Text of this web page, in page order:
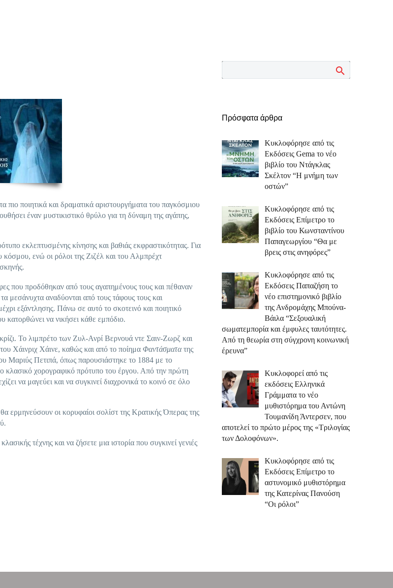
ποιητικά και δραματικά αριστουργήματα του παγκόσμιου
έναν μυστικιστικό θρύλο για τη δύναμη της αγάπης,
εκλεπτυσμένης κίνησης και βαθιάς εκφραστικότητας. Για
ενώ οι ρόλοι της Ζιζέλ και του Αλμπρέχτ
που προδόθηκαν από τους αγαπημένους τους και πέθαναν
μεσάνυχτα αναδύονται από τους τάφους τους και
εξάντλησης. Πάνω σε αυτό το σκοτεινό και ποιητικό
κατορθώνει να νικήσει κάθε εμπόδιο.
Το λιμπρέτο των Ζυλ-Ανρί Βερνουά ντε Σαιν-Ζωρζ και
Χάινριχ Χάινε, καθώς και από το ποίημα Φαντάσματατης
Μαριύς Πετιπά, όπως παρουσιάστηκε το 1884 με το
κλασικό χορογραφικό πρότυπο του έργου. Από την πρώτη
να μαγεύει και να συγκινεί διαχρονικά το κοινό σε όλο
οι κορυφαίοι σολίστ της Κρατικής Όπερας της
τέχνης και να ζήσετε μια ιστορία που συγκινεί γενιές
Πρόσφατα άρθρα
Κυκλοφόρησε από τις
Εκδόσεις Gema το νέο
βιβλίο του Ντάγκλας
Σκέλτον “Η μνήμη των
οστών”
Κυκλοφόρησε από τις
Εκδόσεις Επίμετρο το
βιβλίο του Κωνσταντίνου
Παπαγεωργίου “Θα με
βρεις στις ανηφόρες”
Κυκλοφόρησε από τις
Εκδόσεις Παπαζήση το
νέο επιστημονικό βιβλίο
της Ανδρομάχης Μπούνα-
Βάιλα “Σεξουαλική
σωματεμπορία και έμφυλες ταυτότητες.
Από τη θεωρία στη σύγχρονη κοινωνική
έρευνα”
Κυκλοφορεί από τις
εκδόσεις Ελληνικά
Γράμματα το νέο
μυθιστόρημα του Αντώνη
Τουμανίδη Άντερσεν, που
αποτελεί το πρώτο μέρος της «Τριλογίας
των Δολοφόνων».
Κυκλοφόρησε από τις
Εκδόσεις Επίμετρο το
αστυνομικό μυθιστόρημα
της Κατερίνας Πανούση
“Οι ρόλοι”